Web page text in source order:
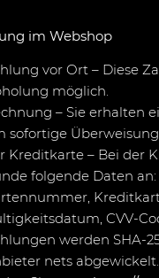
im Webshop
vor Ort – Diese
möglich.
– Sie erhalten
sofortige Überweisung
Kreditkarte – Bei der
folgende Daten
CVV-
werden SHA-
nets